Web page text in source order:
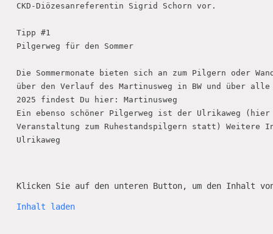
CKD-Diözesanreferentin Sigrid Schorn vor.
Tipp #1
Pilgerweg für den Sommer
Die Sommermonate bieten sich an zum Pilgern oder
über den Verlauf des Martinusweg in BW und über alle
2025 findest Du hier: Martinusweg
Ein ebenso schöner Pilgerweg ist der Ulrikaweg (hier
Veranstaltung zum Ruhestandspilgern statt)
Ulrikaweg
Klicken Sie auf den unteren Button, um den Inhalt von
Inhalt laden